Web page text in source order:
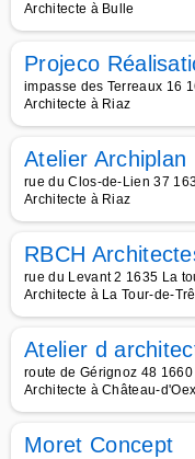
Architecte à Bulle
Projeco
impasse des Terreaux 16
Architecte à Riaz
Atelier Archiplan
rue du Clos-de-Lien 37
Architecte à Riaz
RBCH
rue du Levant 2 1635 La
Architecte à La Tour-de-
Atelier d
route de Gérignoz 48
Architecte à Château-d'Oex
Moret Concept